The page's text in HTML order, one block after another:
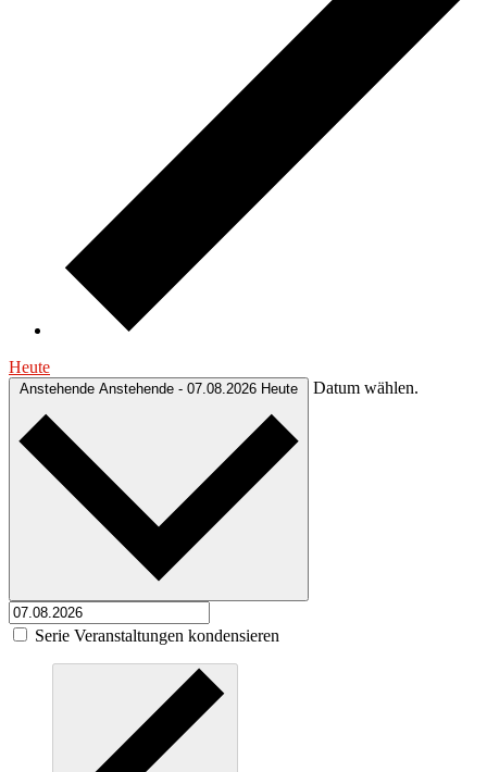
Heute
Anstehende Anstehende - 07.08.2026 Heute Datum wählen.
Serie Veranstaltungen kondensieren